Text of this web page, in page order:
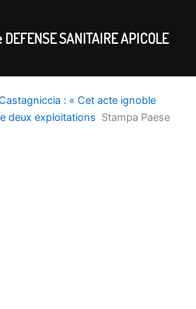
: « Cet acte ignoble
deux exploitations Stampa Paese
DEFENSE SANITAIRE APICOLE